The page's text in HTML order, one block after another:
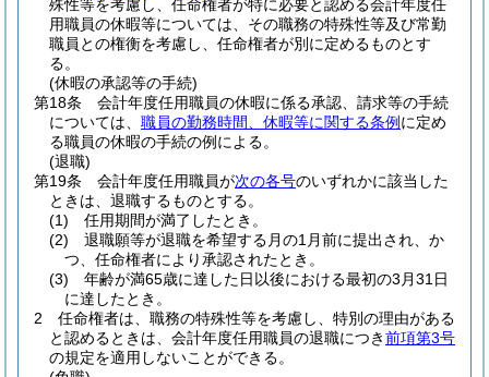
殊性等を考慮し、任命権者が特に必要と認める会計年度任
用職員の休暇等については、その職務の特殊性等及び常勤
職員との権衡を考慮し、任命権者が別に定めるものとす
る。
(休暇の承認等の手続)
第18条
会計年度任用職員の休暇に係る承認、請求等の手続
については、 職員の勤務時間、休暇等に関する条例 に定め
る職員の休暇の手続の例による。
(退職)
第19条
会計年度任用職員が次の各号のいずれかに該当した
ときは、退職するものとする。
(1)
任用期間が満了したとき。
(2)
退職願等が退職を希望する月の1月前に提出され、か
つ、任命権者により承認されたとき。
(3)
年齢が満65歳に達した日以後における最初の3月31日
に達したとき。
2
任命権者は、職務の特殊性等を考慮し、特別の理由がある
と認めるときは、会計年度任用職員の退職につき前項第3号
の規定を適用しないことができる。